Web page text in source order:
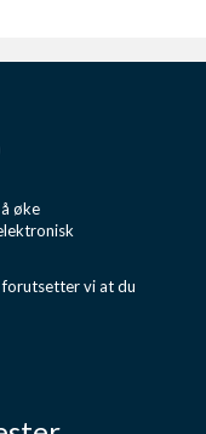
øke
forutsetter vi at du